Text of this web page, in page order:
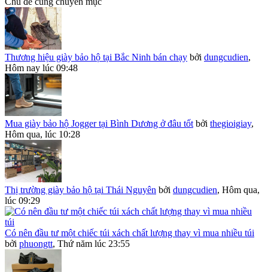
Thương hiệu giày bảo hộ tại Bắc Ninh bán chạy bởi dungcudien,
Hôm nay lúc 09:48
Mua giày bảo hộ Jogger tại Bình Dương ở đâu tốt bởi thegioigiay,
Hôm qua, lúc 10:28
Thị trường giày bảo hộ tại Thái Nguyên bởi dungcudien, Hôm qua,
lúc 09:29
Có nên đầu tư một chiếc túi xách chất lượng thay vì mua nhiều túi
bởi phuongtt, Thứ năm lúc 23:55